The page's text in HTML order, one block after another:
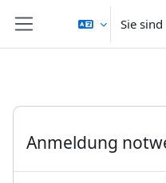
Website-Übersicht
Sie
Anmeldung